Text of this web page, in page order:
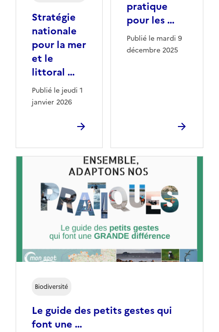
Stratégie
nationale
pour la mer
et le
littoral …
Publié le jeudi 1
janvier 2026
pratique
pour les …
Publié le mardi 9
décembre 2025
Le guide des petits gestes qui
font une …
Biodiversité